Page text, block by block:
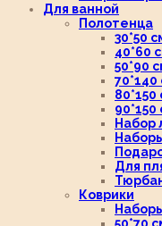
Для ванной
Полотенца
30*50
40*60
50*90
70*140
80*150
90*150
Набор
Для
Коврики
50*70